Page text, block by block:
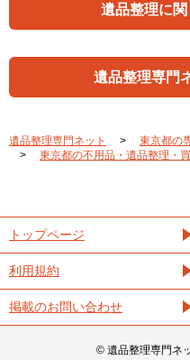
遺品整理に
遺品整理専門
遺品整理専門ネット
東京都の
東京都の不用品・遺品整理
トップページ
利用規約
掲載のお問い合わせ
©︎ 遺品整理専門ネ